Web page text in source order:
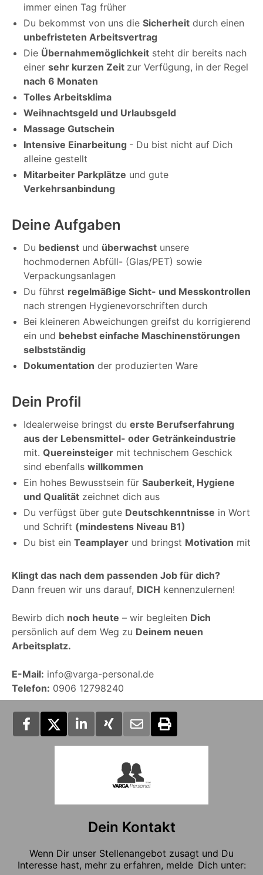
immer einen Tag früher
Du bekommst von uns die Sicherheit durch einen
unbefristeten Arbeitsvertrag
Die Übernahmemöglichkeit steht dir bereits nach
einer sehr kurzen Zeit zur Verfügung, in der Regel
nach 6 Monaten
Tolles Arbeitsklima
Weihnachtsgeld und Urlaubsgeld
Massage Gutschein
Intensive Einarbeitung - Du bist nicht auf Dich
alleine gestellt
Mitarbeiter Parkplätze und gute
Verkehrsanbindung
Deine Aufgaben
Du bedienst und überwachst unsere
hochmodernen Abfüll- (Glas/PET) sowie
Verpackungsanlagen
Du führst regelmäßige Sicht- und Messkontrollen
nach strengen Hygienevorschriften durch
Bei kleineren Abweichungen greifst du korrigierend
ein und behebst einfache Maschinenstörungen
selbstständig
Dokumentation der produzierten Ware
Dein Profil
Idealerweise bringst du erste Berufserfahrung
aus der Lebensmittel- oder Getränkeindustrie
mit. Quereinsteiger mit technischem Geschick
sind ebenfalls willkommen
Ein hohes Bewusstsein für Sauberkeit, Hygiene
und Qualität zeichnet dich aus
Du verfügst über gute Deutschkenntnisse in Wort
und Schrift (mindestens Niveau B1)
Du bist ein Teamplayer und bringst Motivation mit
Klingt das nach dem passenden Job für dich?
Dann freuen wir uns darauf, DICH kennenzulernen!
Bewirb dich noch heute – wir begleiten Dich
persönlich auf dem Weg zu Deinem neuen
Arbeitsplatz.
E-Mail: info@varga-personal.de
Telefon: 0906 12798240
Dein Kontakt
Wenn Dir unser Stellenangebot zusagt und Du
Interesse hast, mehr zu erfahren, melde Dich unter: